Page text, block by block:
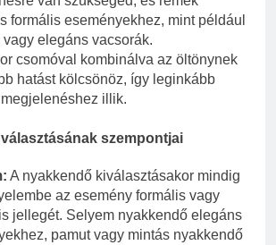
formális eseményekhez, mint például
elegáns vacsorák.
csomóval kombinálva az öltönynek
hatást kölcsönöz, így leginkább
illik.
szempontjai
A nyakkendő kiválasztásakor mindig
az esemény formális vagy
jellegét. Selyem nyakkendő elegáns
pamut vagy mintás nyakkendő